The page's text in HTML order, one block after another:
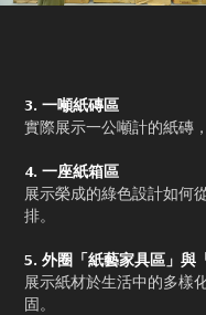
3. 一噸紙磚區
實際展示一公噸計的紙磚
4. 一座紙箱區
展示榮成的綠色設計如何
排。
5. 外圈「紙藝家具區」與
展示紙材於生活中的多樣
固。